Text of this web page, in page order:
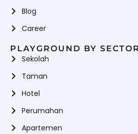
Blog
Career
PLAYGROUND BY SECTOR
Sekolah
Taman
Hotel
Perumahan
Apartemen